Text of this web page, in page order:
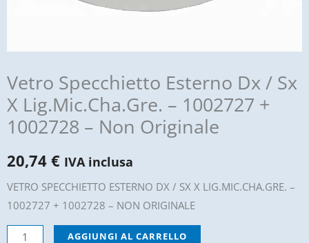
Vetro Specchietto Esterno Dx / Sx
X Lig.Mic.Cha.Gre. – 1002727 +
1002728 – Non Originale
20,74 € IVA inclusa
VETRO SPECCHIETTO ESTERNO DX / SX X LIG.MIC.CHA.GRE. –
1002727 + 1002728 – NON ORIGINALE
Vetro
AGGIUNGI AL CARRELLO